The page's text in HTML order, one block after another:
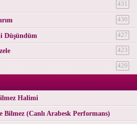
431
430
Düşündüm 427
423
420
Halimi
Bilmez (Canlı Arabesk Performans)